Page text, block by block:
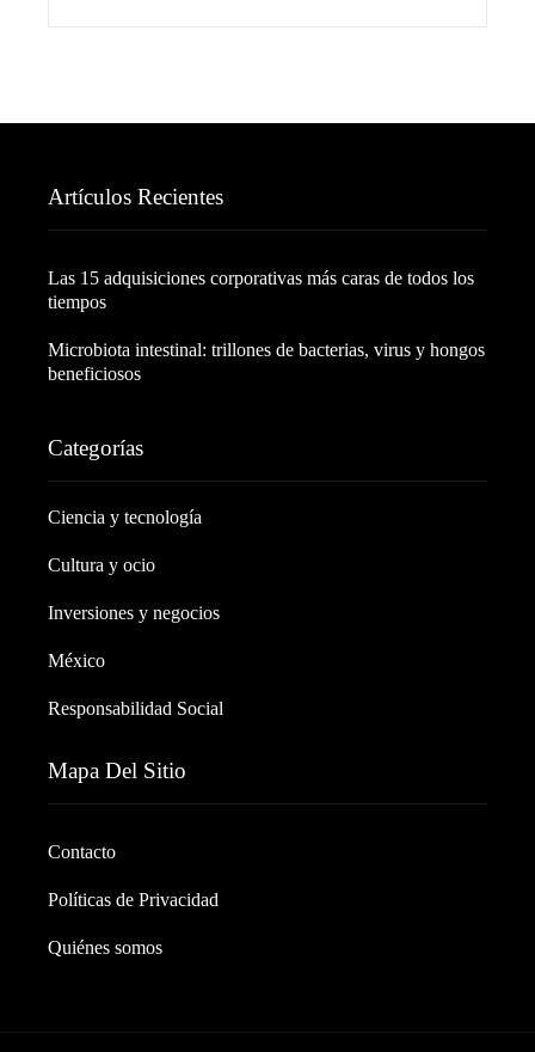
Artículos Recientes
Las 15 adquisiciones corporativas más caras de todos los
tiempos
Microbiota intestinal: trillones de bacterias, virus y hongos
beneficiosos
Categorías
Ciencia y tecnología
Cultura y ocio
Inversiones y negocios
México
Responsabilidad Social
Mapa Del Sitio
Contacto
Políticas de Privacidad
Quiénes somos